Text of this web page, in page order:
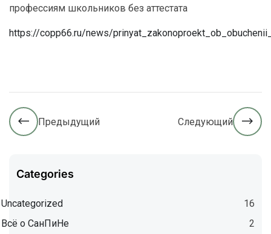
профессиям школьников без аттестата
https://copp66.ru/news/
Предыдущий Следующий
Categories
Uncategorized
16
Всё о СанПиНе
2